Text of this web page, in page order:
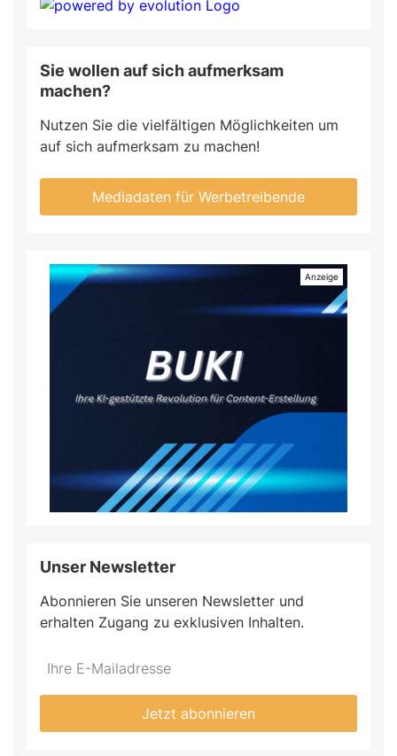
Sie wollen auf sich aufmerksam
machen?
Nutzen Sie die vielfältigen Möglichkeiten um
auf sich aufmerksam zu machen!
Mediadaten für Werbetreibende
Unser Newsletter
Abonnieren Sie unseren Newsletter und
erhalten Zugang zu exklusiven Inhalten.
Do
*Ihre
Jetzt abonnieren